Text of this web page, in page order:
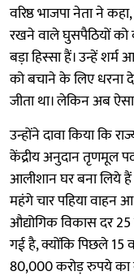
वरिष्ठ भाजपा नेता ने
रखने वाले घुसपैठियों
बड़ा हिस्सा हैं। उन्हें
को बचाने के लिए धरना
जीता था। लेकिन अब ऐसा
उन्होंने दावा किया कि
केंद्रीय अनुदान तृणमूल
आलीशान घर बना लिये
महंगे चार पहिया वाहन
औद्योगिक विकास दर
गई है, क्योंकि पिछले 15
80,000 करोड़ रुपये का